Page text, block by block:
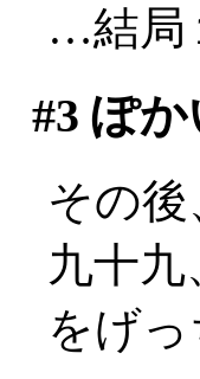
…結局
#3 ぽか
その後
九十
をげ